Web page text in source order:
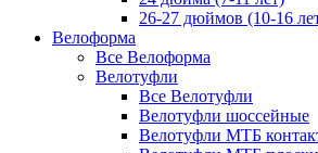
26-27 дюймов (10-16
Велоформа
Все Велоформа
Велотуфли
Все Велотуфли
Велотуфли шоссейные
Велотуфли МТБ